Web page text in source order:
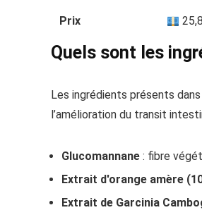
Prix
Quels sont les
Les ingrédients présents
l’amélioration du transit
Glucomannane : fibre
Extrait d'orange amère
Extrait de Garcinia